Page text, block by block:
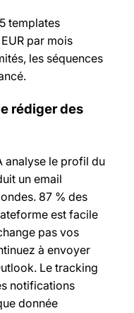
templates
par mois
les séquences
rédiger des
analyse le profil du
un email
87 % des
est facile
pas vos
à envoyer
Le tracking
notifications
donnée